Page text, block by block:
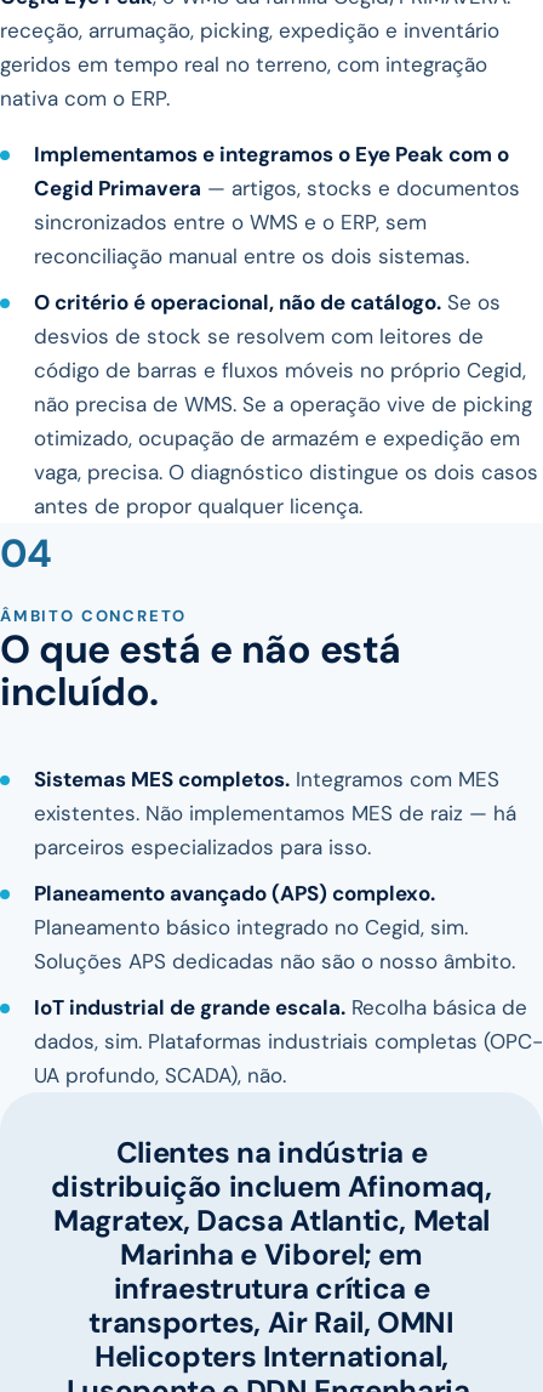
receção, arrumação, picking, expedição e inventário
geridos em tempo real no terreno, com integração
nativa com o ERP.
Implementamos e integramos o Eye Peak com o
Cegid Primavera — artigos, stocks e documentos
sincronizados entre o WMS e o ERP, sem
reconciliação manual entre os dois sistemas.
O critério é operacional, não de catálogo. Se os
desvios de stock se resolvem com leitores de
código de barras e fluxos móveis no próprio Cegid,
não precisa de WMS. Se a operação vive de picking
otimizado, ocupação de armazém e expedição em
vaga, precisa. O diagnóstico distingue os dois casos
antes de propor qualquer licença.
04
ÂMBITO CONCRETO
O que está e não está
incluído.
Sistemas MES completos. Integramos com MES
existentes. Não implementamos MES de raiz — há
parceiros especializados para isso.
Planeamento avançado (APS) complexo.
Planeamento básico integrado no Cegid, sim.
Soluções APS dedicadas não são o nosso âmbito.
IoT industrial de grande escala. Recolha básica de
dados, sim. Plataformas industriais completas (OPC-
UA profundo, SCADA), não.
Clientes na indústria e
distribuição incluem Afinomaq,
Magratex, Dacsa Atlantic, Metal
Marinha e Viborel; em
infraestrutura crítica e
transportes, Air Rail, OMNI
Helicopters International,